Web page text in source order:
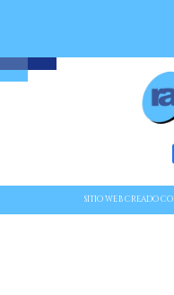
SITIO WEB CREADO